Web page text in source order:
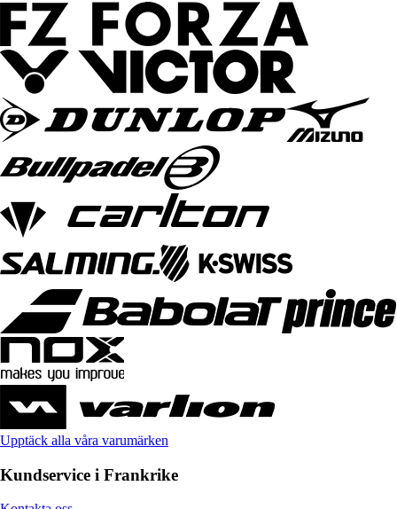
Upptäck alla våra varumärken
Kundservice i Frankrike